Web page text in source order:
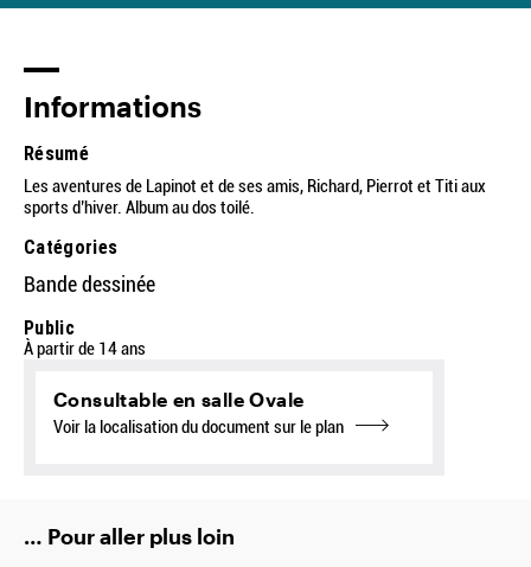
Informations
Résumé
Les aventures de Lapinot et de ses amis, Richard, Pierrot et Titi aux
sports d’hiver. Album au dos toilé.
Catégories
Bande dessinée
Public
À partir de 14 ans
Consultable en salle Ovale
Voir la localisation du document sur le plan
… Pour aller plus loin